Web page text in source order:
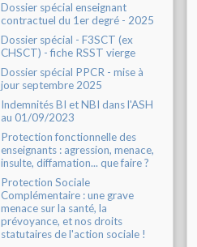
Dossier spécial enseignant
contractuel du 1er degré - 2025
Dossier spécial - F3SCT (ex
CHSCT) - fiche RSST vierge
Dossier spécial PPCR - mise à
jour septembre 2025
Indemnités BI et NBI dans l'ASH
au 01/09/2023
Protection fonctionnelle des
enseignants : agression, menace,
insulte, diffamation... que faire ?
Protection Sociale
Complémentaire : une grave
menace sur la santé, la
prévoyance, et nos droits
statutaires de l'action sociale !